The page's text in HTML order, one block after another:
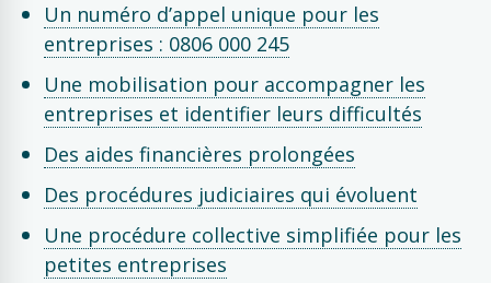
Un numéro d’appel unique pour les
entreprises : 0806 000 245
Une mobilisation pour accompagner les
entreprises et identifier leurs difficultés
Des aides financières prolongées
Des procédures judiciaires qui évoluent
Une procédure collective simplifiée pour les
petites entreprises